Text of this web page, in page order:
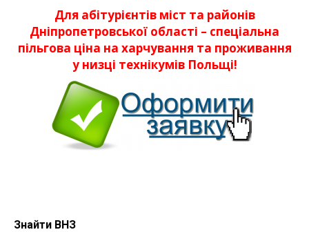
Для абітурієнтів міст та районів
Дніпропетровської області – спеціальна
пільгова ціна на харчування та проживання
у низці технікумів Польщі!
Знайти ВНЗ